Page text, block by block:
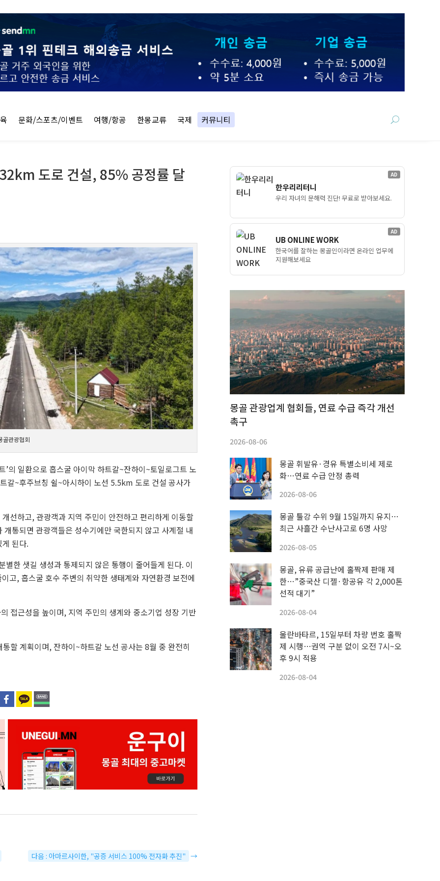
문화/스포츠/이벤트 여행/항공 한몽교류 국제 커뮤니티
도로 건설, 85% 공정률 달
골관광협회
의 일환으로 홉스굴 아이막 하트갈~잔하이~토일로그트 노
~후주브칭 쉴~아시하이 노선 5.5km 도로 건설 공사가
선하고, 관광객과 지역 주민이 안전하고 편리하게 이동할
통되면 관광객들은 성수기에만 국한되지 않고 사계절 내
된다.
한 샛길 생성과 통제되지 않은 통행이 줄어들게 된다. 이
고, 홉스굴 호수 주변의 취약한 생태계와 자연환경 보전에
접근성을 높이며, 지역 주민의 생계와 중소기업 성장 기반
할 계획이며, 잔하이~하트갈 노선 공사는 8월 중 완전히
다음 : 아마르사이한, "공증 서비스 100% 전자화 추진" →
AD
한우리리터니
우리 자녀의 문해력 진단! 무료로 받아보세요.
AD
UB ONLINE WORK
한국어를 잘하는 몽골인이라면 온라인 업무에
지원해보세요
몽골 관광업계 협회들, 연료 수급 즉각 개선
촉구
2026-08-06
몽골 휘발유·경유 특별소비세 제로
화…연료 수급 안정 총력
2026-08-06
몽골 툴강 수위 9월 15일까지 유지…
최근 사흘간 수난사고로 6명 사망
2026-08-05
몽골, 유류 공급난에 홀짝제 판매 제
한…”중국산 디젤·항공유 각 2,000톤
선적 대기”
2026-08-04
울란바타르, 15일부터 차량 번호 홀짝
제 시행…권역 구분 없이 오전 7시~오
후 9시 적용
2026-08-04